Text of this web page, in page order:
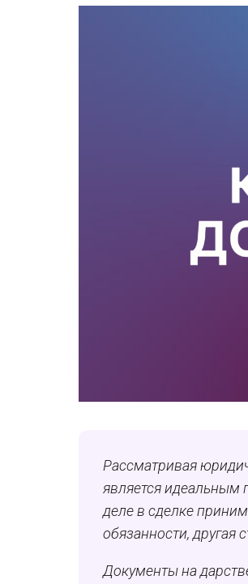
Рассматривая
является идеальным
деле в сделке
обязанности, другая
Документы на